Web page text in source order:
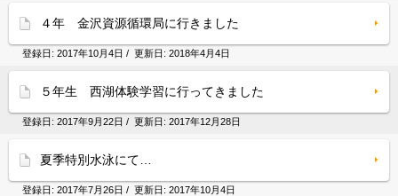
４年 金沢資源循環局に行きました
登録日: 2017年10月4日 / 更新日: 2018年4月4日
５年生 西湖体験学習に行ってきました
登録日: 2017年9月22日 / 更新日: 2017年12月28日
夏季特別水泳にて…
登録日: 2017年7月26日 / 更新日: 2017年10月4日